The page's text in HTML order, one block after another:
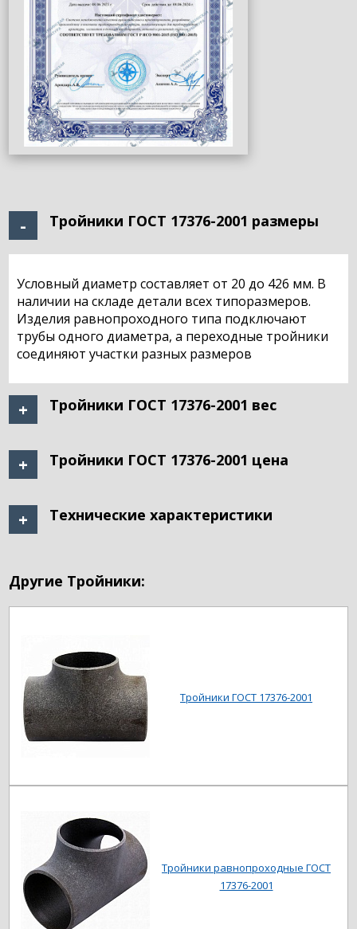
Тройники ГОСТ 17376-2001 размеры
Условный диаметр составляет от 20 до 426 мм. В
наличии на складе детали всех типоразмеров.
Изделия равнопроходного типа подключают
трубы одного диаметра, а переходные тройники
соединяют участки разных размеров
Тройники ГОСТ 17376-2001 вес
Тройники ГОСТ 17376-2001 цена
Технические характеристики
Другие Тройники:
Тройники ГОСТ 17376-2001
Тройники равнопроходные ГОСТ
17376-2001